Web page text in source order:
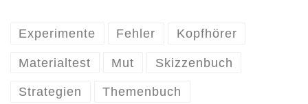
Experimente Fehler Kopfhörer
Materialtest Mut Skizzenbuch
Strategien Themenbuch